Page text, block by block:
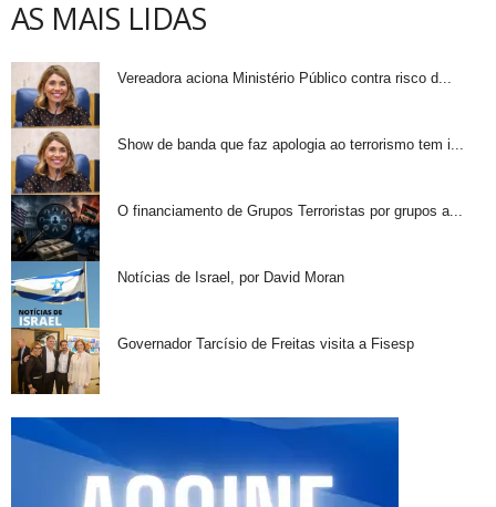
AS MAIS LIDAS
Vereadora aciona Ministério Público contra risco d...
Show de banda que faz apologia ao terrorismo tem i...
O financiamento de Grupos Terroristas por grupos a...
Notícias de Israel, por David Moran
Governador Tarcísio de Freitas visita a Fisesp